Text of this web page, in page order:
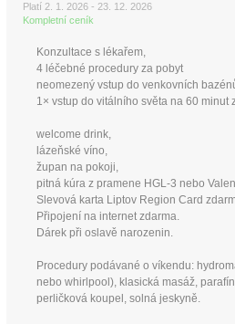
Platí 2. 1. 2026 - 23. 12. 2026
Kompletní ceník
Konzultace s lékařem,
4 léčebné procedury za pobyt
neomezený vstup do venkovních
1× vstup do vitálního světa na 60 minut
welcome drink,
lázeňské víno,
župan na pokoji,
pitná kúra z pramene HGL-3 nebo
Slevová karta Liptov Region Card
Připojení na internet zdarma.
Dárek při oslavě narozenin.
Procedury podávané o víkendu:
nebo whirlpool), klasická masáž,
perličková koupel, solná jeskyně.